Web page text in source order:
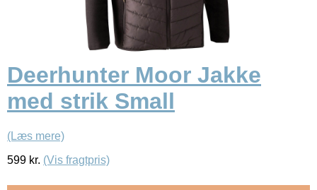
Deerhunter Moor Jakke
med strik Small
(Læs mere)
599 kr. (Vis fragtpris)